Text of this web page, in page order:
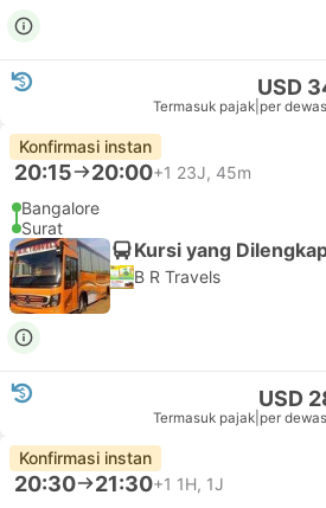
USD
Termasuk pajak per
Konfirmasi instan
20:15 20:00+1 23J, 45m
Bangalore
Surat
Kursi yang
B R Travels
USD
Termasuk pajak per
Konfirmasi instan
20:30 21:30+1 1H, 1J